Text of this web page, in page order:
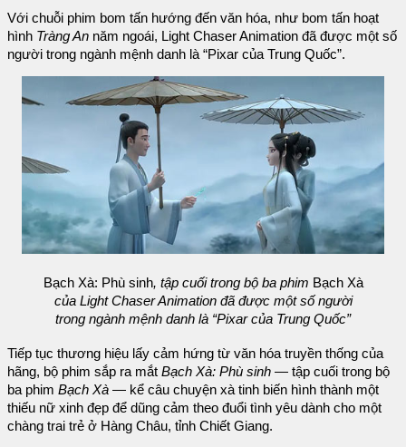
Với chuỗi phim bom tấn hướng đến văn hóa, như bom tấn hoạt
hình Tràng An năm ngoái, Light Chaser Animation đã được một số
người trong ngành mệnh danh là “Pixar của Trung Quốc”.
Bạch Xà: Phù sinh, tập cuối trong bộ ba phim Bạch Xà
của Light Chaser Animation đã được một số người
trong ngành mệnh danh là “Pixar của Trung Quốc”
Tiếp tục thương hiệu lấy cảm hứng từ văn hóa truyền thống của
hãng, bộ phim sắp ra mắt Bạch Xà: Phù sinh — tập cuối trong bộ
ba phim Bạch Xà — kể câu chuyện xà tinh biến hình thành một
thiếu nữ xinh đẹp để dũng cảm theo đuổi tình yêu dành cho một
chàng trai trẻ ở Hàng Châu, tỉnh Chiết Giang.